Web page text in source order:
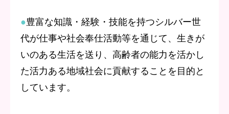
●豊富な知識・経験・技能を持つシルバー世
代が仕事や社会奉仕活動等を通じて、生きが
いのある生活を送り、高齢者の能力を活かし
た活力ある地域社会に貢献することを目的と
しています。